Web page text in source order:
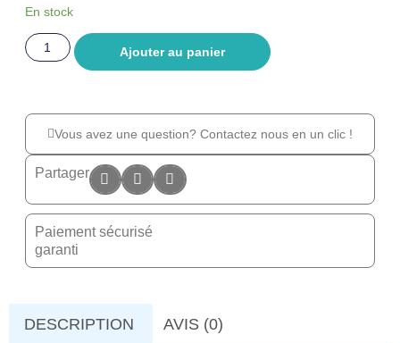
En stock
Ajouter au panier
Vous avez une question? Contactez nous en un clic !
Partager
Paiement sécurisé
garanti
DESCRIPTION AVIS (0)